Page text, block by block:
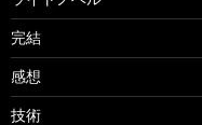
完結
感想
技術